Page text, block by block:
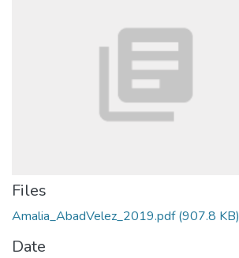
Files
Amalia_AbadVelez_2019.pdf(907.8 KB)
Date